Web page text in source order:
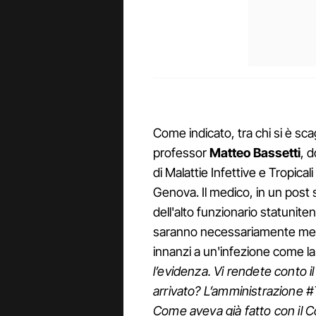
Come indicato, tra chi si è
professorMatteo Bassetti,
di Malattie Infettive e
Genova. Il medico, in un post
dell'alto funzionario
saranno necessariamente
innanzi a un'infezione come
l’evidenza. Vi rendete conto
arrivato? L’amministrazione
Come aveva già fatto con il